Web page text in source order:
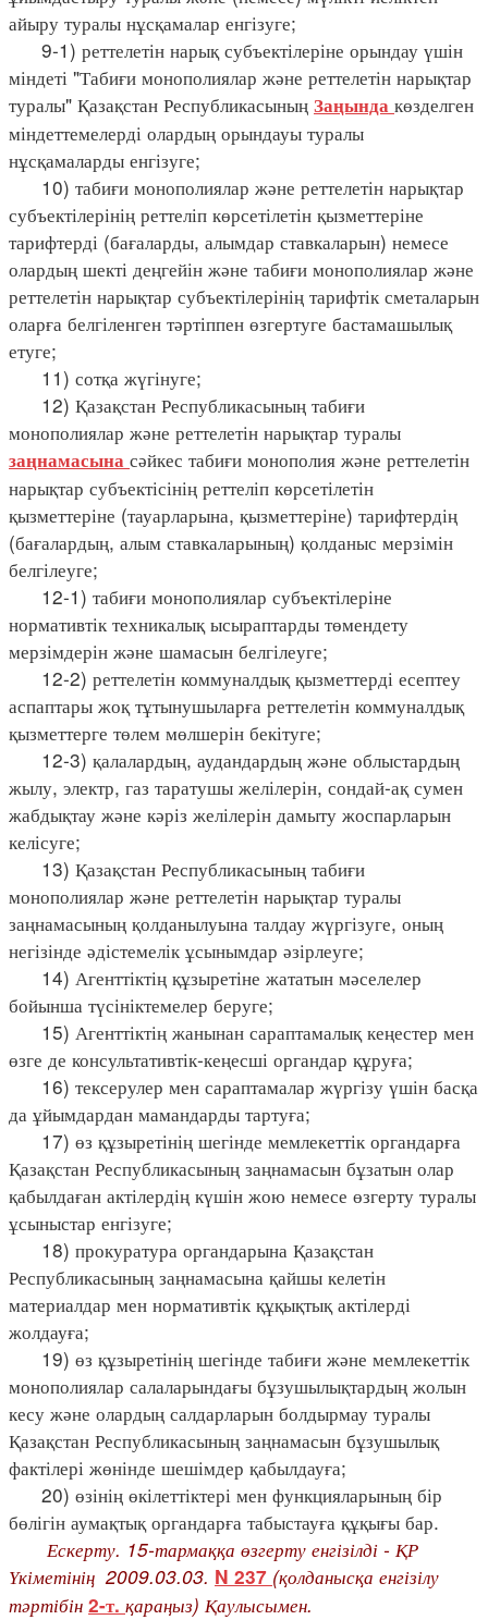
айыру туралы нұсқамалар енгізуге;
9-1) реттелетін нарық субъектілеріне орындау үшін
міндеті "Табиғи монополиялар және реттелетін нарықтар
туралы" Қазақстан Республикасының Заңында көзделген
міндеттемелерді олардың орындауы туралы
нұсқамаларды енгізуге;
10) табиғи монополиялар және реттелетін нарықтар
субъектілерінің реттеліп көрсетілетін қызметтеріне
тарифтерді (бағаларды, алымдар ставкаларын) немесе
олардың шекті деңгейін және табиғи монополиялар және
реттелетін нарықтар субъектілерінің тарифтік сметаларын
оларға белгіленген тәртіппен өзгертуге бастамашылық
етуге;
11) сотқа жүгінуге;
12) Қазақстан Республикасының табиғи
монополиялар және реттелетін нарықтар туралы
заңнамасына сәйкес табиғи монополия және реттелетін
нарықтар субъектісінің реттеліп көрсетілетін
қызметтеріне (тауарларына, қызметтеріне) тарифтердің
(бағалардың, алым ставкаларының) қолданыс мерзімін
белгілеуге;
12-1) табиғи монополиялар субъектілеріне
нормативтік техникалық ысыраптарды төмендету
мерзімдерін және шамасын белгілеуге;
12-2) реттелетін коммуналдық қызметтерді есептеу
аспаптары жоқ тұтынушыларға реттелетін коммуналдық
қызметтерге төлем мөлшерін бекітуге;
12-3) қалалардың, аудандардың және облыстардың
жылу, электр, газ таратушы желілерін, сондай-ақ сумен
жабдықтау және кәріз желілерін дамыту жоспарларын
келісуге;
13) Қазақстан Республикасының табиғи
монополиялар және реттелетін нарықтар туралы
заңнамасының қолданылуына талдау жүргізуге, оның
негізінде әдістемелік ұсынымдар әзірлеуге;
14) Агенттіктің құзыретіне жататын мәселелер
бойынша түсініктемелер беруге;
15) Агенттіктің жанынан сараптамалық кеңестер мен
өзге де консультативтік-кеңесші органдар құруға;
16) тексерулер мен сараптамалар жүргізу үшін басқа
да ұйымдардан мамандарды тартуға;
17) өз құзыретінің шегінде мемлекеттік органдарға
Қазақстан Республикасының заңнамасын бұзатын олар
қабылдаған актілердің күшін жою немесе өзгерту туралы
ұсыныстар енгізуге;
18) прокуратура органдарына Қазақстан
Республикасының заңнамасына қайшы келетін
материалдар мен нормативтік құқықтық актілерді
жолдауға;
19) өз құзыретінің шегінде табиғи және мемлекеттік
монополиялар салаларындағы бұзушылықтардың жолын
кесу және олардың салдарларын болдырмау туралы
Қазақстан Республикасының заңнамасын бұзушылық
фактілері жөнінде шешімдер қабылдауға;
20) өзінің өкілеттіктері мен функцияларының бір
бөлігін аумақтық органдарға табыстауға құқығы бар.
Ескерту. 15-тармаққа өзгерту енгізілді - ҚР
Үкіметінің 2009.03.03. N 237 (қолданысқа енгізілу
тәртібін 2-т. қараңыз) Қаулысымен.